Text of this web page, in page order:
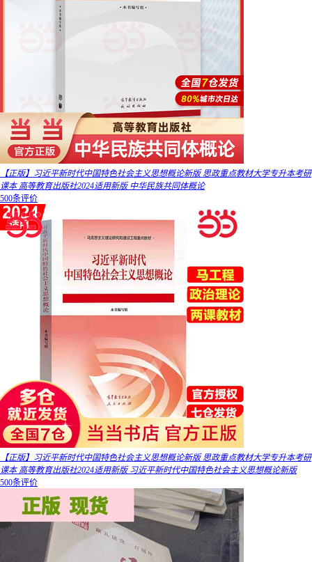
【正版】习近平新时代中国特色社会主义思想概论新版 思政重点教材大学专升本考研
课本 高等教育出版社2024适用新版 中华民族共同体概论
500条评价
【正版】习近平新时代中国特色社会主义思想概论新版 思政重点教材大学专升本考研
课本 高等教育出版社2024适用新版 习近平新时代中国特色社会主义思想概论新版
500条评价